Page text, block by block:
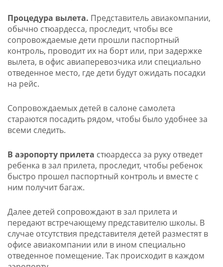
Процедура вылета. Представитель авиакомпании,
обычно стюардесса, проследит, чтобы все
сопровождаемые дети прошли паспортный
контроль, проводит их на борт или, при задержке
вылета, в офис авиаперевозчика или специально
отведенное место, где дети будут ожидать посадки
на рейс.
Сопровождаемых детей в салоне самолета
стараются посадить рядом, чтобы было удобнее за
всеми следить.
В аэропорту прилета стюардесса за руку отведет
ребенка в зал прилета, проследит, чтобы ребенок
быстро прошел паспортный контроль и вместе с
ним получит багаж.
Далее детей сопровождают в зал прилета и
передают встречающему представителю школы. В
случае отсутствия представителя детей разместят в
офисе авиакомпании или в ином специально
отведенное помещение. Так происходит в каждом